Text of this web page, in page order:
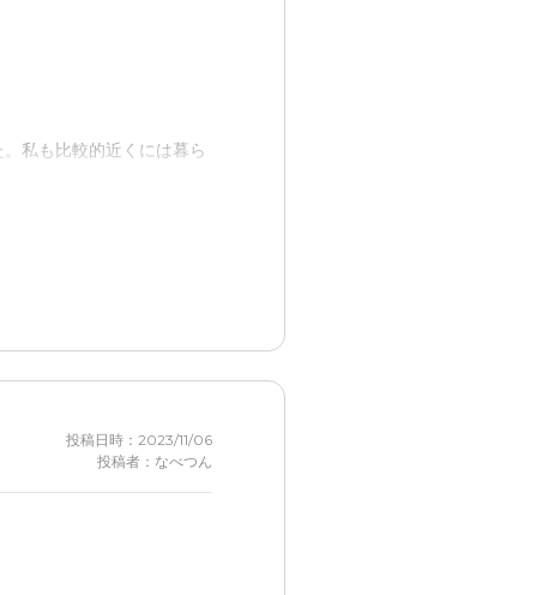
私も比較的近くには暮ら
心配は消え、安心するこ
見えることから、開放感
入居者の状況については
投稿日時：2023/11/06
投稿者：なべつん